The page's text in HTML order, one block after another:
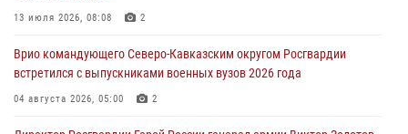
В Северо-Западном округе Росгвардии продолжаются мероприятия
08 августа 2026, 09:03 1
Росгвардейцы в ЛНР совершенствуют навыки тактической
13 июля 2026, 08:08 2
Врио командующего Северо-Кавказским округом Росгвардии
встретился с выпускниками военных вузов 2026 года
04 августа 2026, 05:00 2